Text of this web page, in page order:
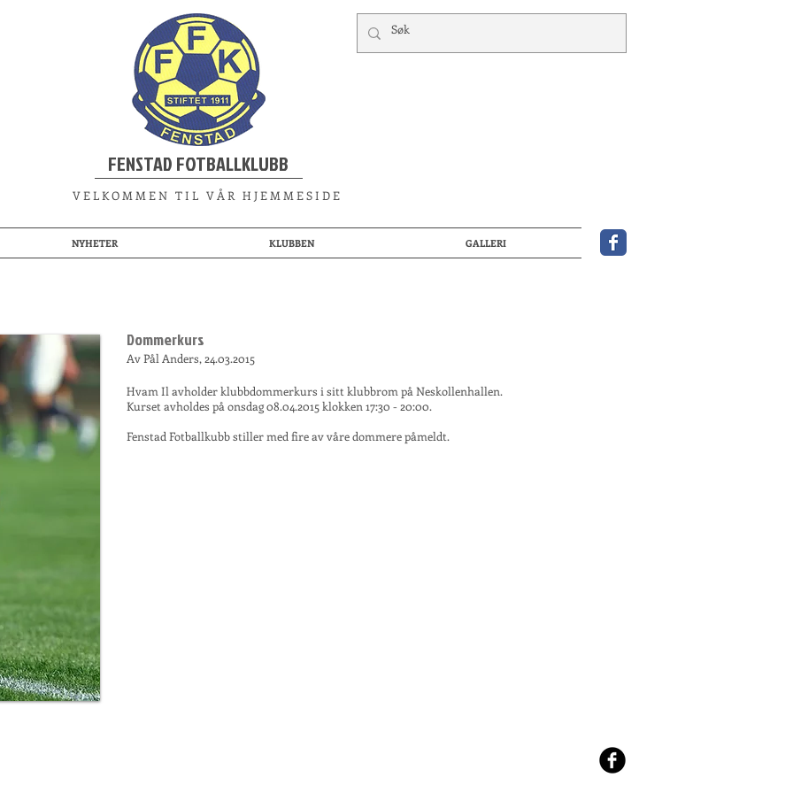
FENSTAD FOTBALLKLUBB
V E L K O M M E N T I L V Å R H J E M M E S I D E
NYHETER KLUBBEN GALLERI
Dommerkurs
Av Pål Anders, 24.03.2015
Hvam Il avholder klubbdommerkurs i sitt klubbrom på Neskollenhallen.
Kurset avholdes på onsdag 08.04.2015 klokken 17:30 - 20:00.
Fenstad Fotballkubb stiller med fire av våre dommere påmeldt.